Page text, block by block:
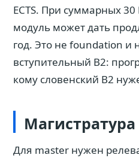
ECTS. При суммарных 30
модуль может дать
год. Это не foundation и
вступительный B2:
кому словенский B2
Магистратура
Для master нужен